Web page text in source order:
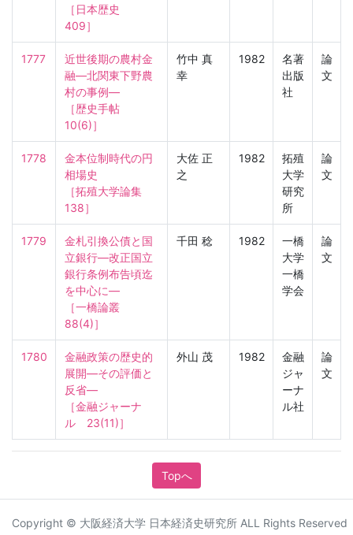
［日本歴史
409］
1777
近世後期の農村金
融—北関東下野農
村の事例—
［歴史手帖
10(6)］
竹中 真
幸
1982
名著
出版
社
論
文
1778
金本位制時代の円
相場史
［拓殖大学論集
138］
大佐 正
之
1982
拓殖
大学
研究
所
論
文
1779
金札引換公債と国
立銀行—改正国立
銀行条例布告頃迄
を中心に—
［一橋論叢
88(4)］
千田 稔 1982
一橋
大学
一橋
学会
論
文
1780
金融政策の歴史的
展開—その評価と
反省—
［金融ジャーナ
ル　23(11)］
外山 茂 1982
金融
ジャ
ーナ
ル社
論
文
Topへ
Copyright © 大阪経済大学 日本経済史研究所 ALL Rights Reserved